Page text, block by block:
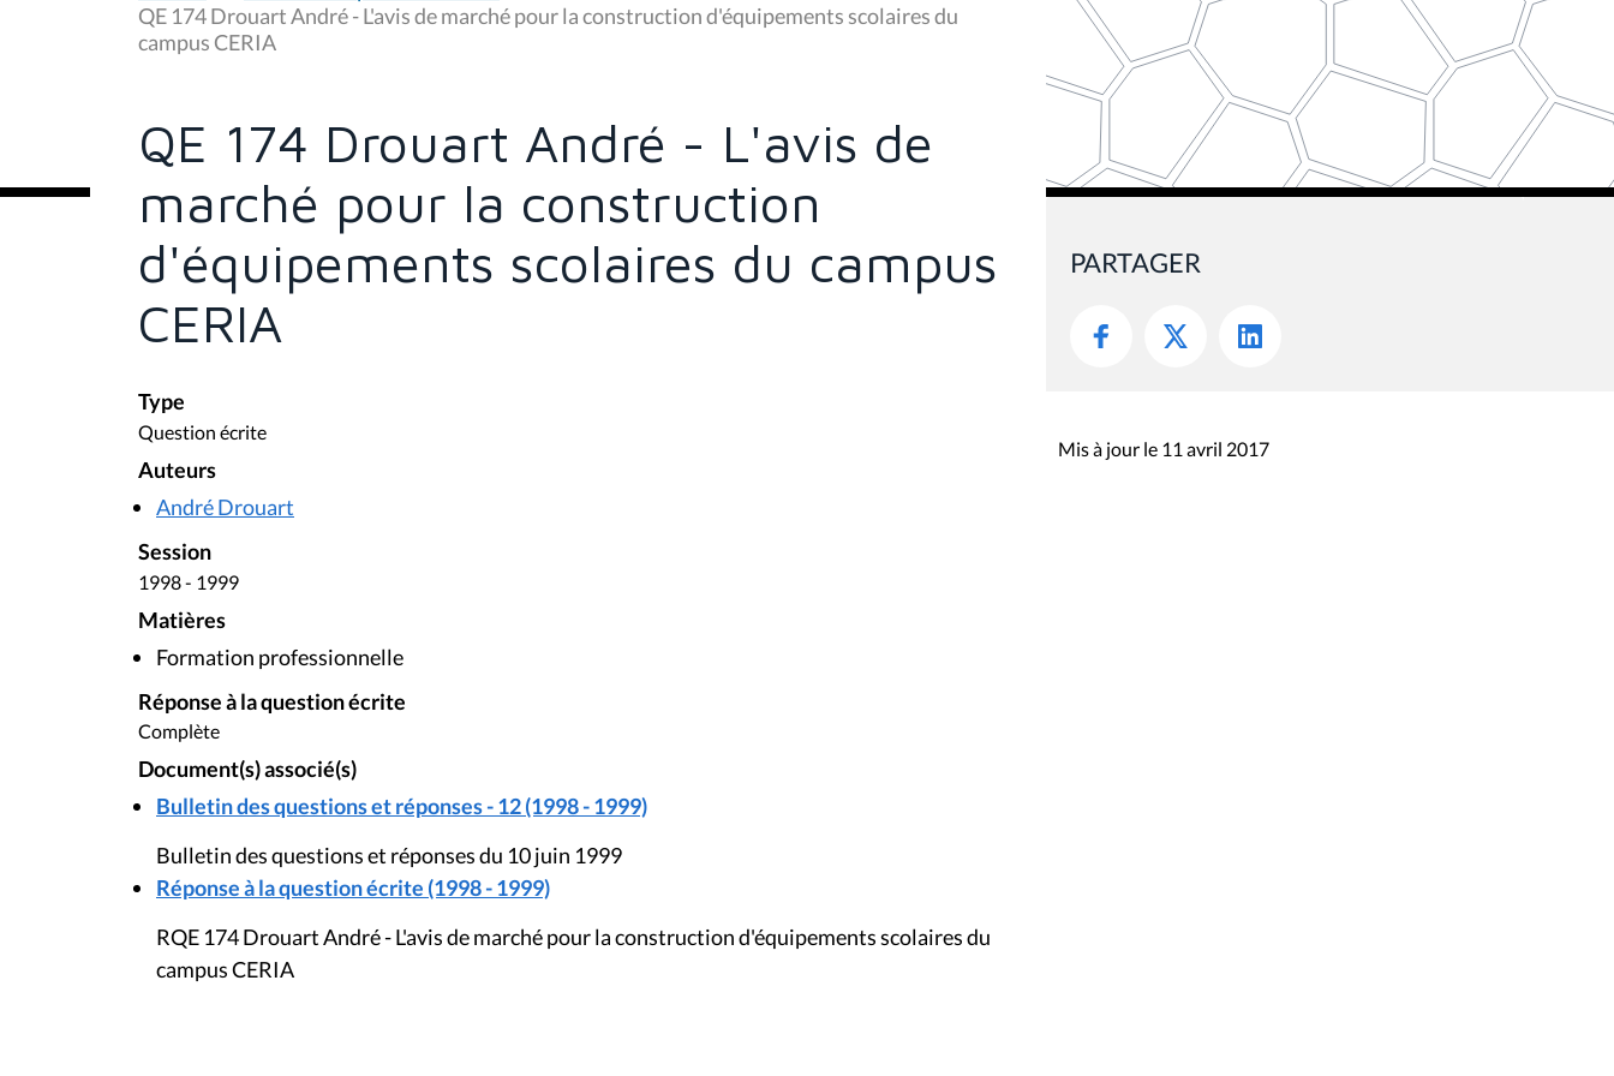
u
ê
c
:
QE 174 Drouart André - L'avis de marché pour la construction d'équipements scolaires du
campus CERIA
QE 174 Drouart André - L'avis de
marché pour la construction
d'équipements scolaires du campus
CERIA
Type
Question écrite
Auteurs
André Drouart
Session
1998 - 1999
Matières
Formation professionnelle
Réponse à la question écrite
Complète
Document(s) associé(s)
Bulletin des questions et réponses - 12 (1998 - 1999)
Bulletin des questions et réponses du 10 juin 1999
Réponse à la question écrite (1998 - 1999)
RQE 174 Drouart André - L'avis de marché pour la construction d'équipements scolaires du
campus CERIA
PARTAGER
Mis à jour le 11 avril 2017